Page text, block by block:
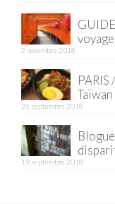
voyage
2 novembre 2018
Taïwan
26 septembre 2018
19 septembre 2018